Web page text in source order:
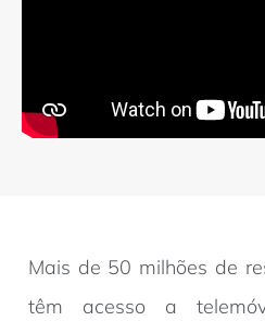
Mais de 50 milhões de
têm acesso a